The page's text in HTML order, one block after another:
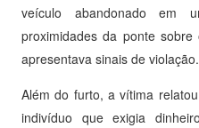
veículo abandonado em
proximidades da ponte
apresentava sinais de violação.
Além do furto, a vítima
indivíduo que exigia